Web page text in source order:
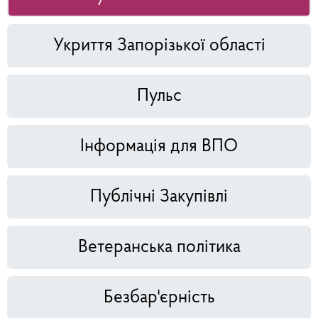
Укриття Запорізької області
Пульс
Інформація для ВПО
Публічні Закупівлі
Ветеранська політика
Безбар'єрність